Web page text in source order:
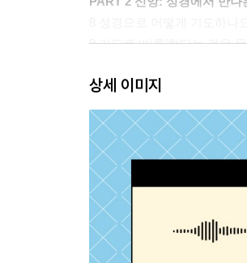
9 기도로 ‘씨름’한다는 것은
11 성령 안에서 기도한다는
12 쉬지 말고 기도한다는 것
13 기도할 때 말을 적게 해
14 하나님이 모두 주관하신
15 하나님의 주권을 확신하
16 구약에서는 왜 자기 의로
17 자신을 위해 기도하면서
18 천국에서도 기도를 할까
상세 이미지